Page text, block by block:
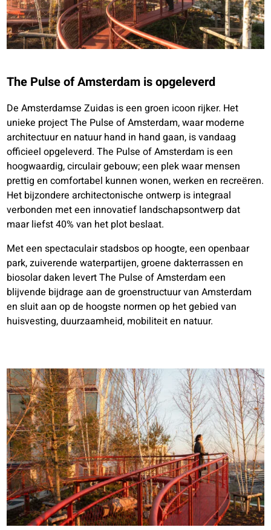
The Pulse of Amsterdam is opgeleverd
De Amsterdamse Zuidas is een groen icoon rijker. Het
unieke project The Pulse of Amsterdam, waar moderne
architectuur en natuur hand in hand gaan, is vandaag
officieel opgeleverd. The Pulse of Amsterdam is een
hoogwaardig, circulair gebouw; een plek waar mensen
prettig en comfortabel kunnen wonen, werken en recreëren.
Het bijzondere architectonische ontwerp is integraal
verbonden met een innovatief landschapsontwerp dat
maar liefst 40% van het plot beslaat.
Met een spectaculair stadsbos op hoogte, een openbaar
park, zuiverende waterpartijen, groene dakterrassen en
biosolar daken levert The Pulse of Amsterdam een
blijvende bijdrage aan de groenstructuur van Amsterdam
en sluit aan op de hoogste normen op het gebied van
huisvesting, duurzaamheid, mobiliteit en natuur.